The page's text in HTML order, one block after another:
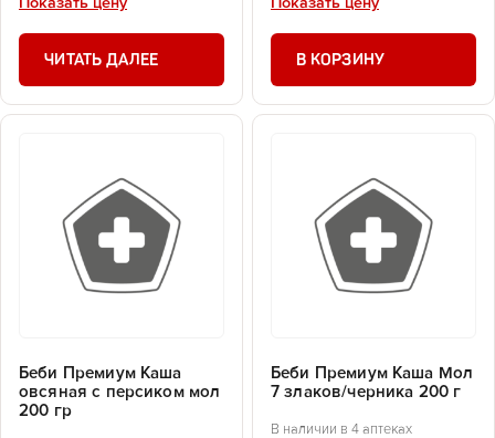
Показать цену
ЧИТАТЬ ДАЛЕЕ
Показать цену
В КОРЗИНУ
Беби Премиум Каша
овсяная с персиком мол
200 гр
Беби Премиум Каша Мол
7 злаков/черника 200 г
В наличии в 4 аптеках